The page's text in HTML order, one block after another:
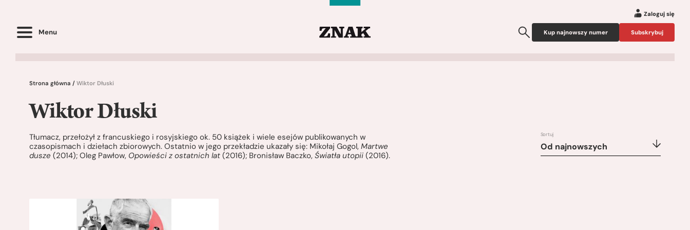
Menu
Zaloguj się
Kup najnowszy numer Subskrybuj
Strona główna / Wiktor Dłuski
Wiktor Dłuski
Tłumacz, przełożył z francuskiego i rosyjskiego ok. 50 książek i wiele esejów publikowanych w
czasopismach i dziełach zbiorowych. Ostatnio w jego przekładzie ukazały się: Mikołaj Gogol, Martwe
dusze (2014); Oleg Pawłow, Opowieści z ostatnich lat (2016); Bronisław Baczko, Światła utopii (2016).
Sortuj
Od najnowszych